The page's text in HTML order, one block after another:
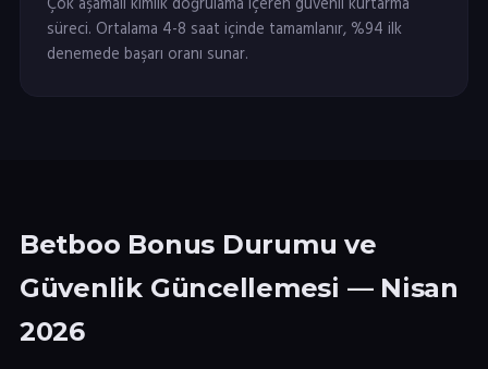
süreci. Ortalama 4-8 saat içinde tamamlanır, %94 ilk
denemede başarı oranı sunar.
Betboo Bonus Durumu ve
Güvenlik Güncellemesi — Nisan
2026